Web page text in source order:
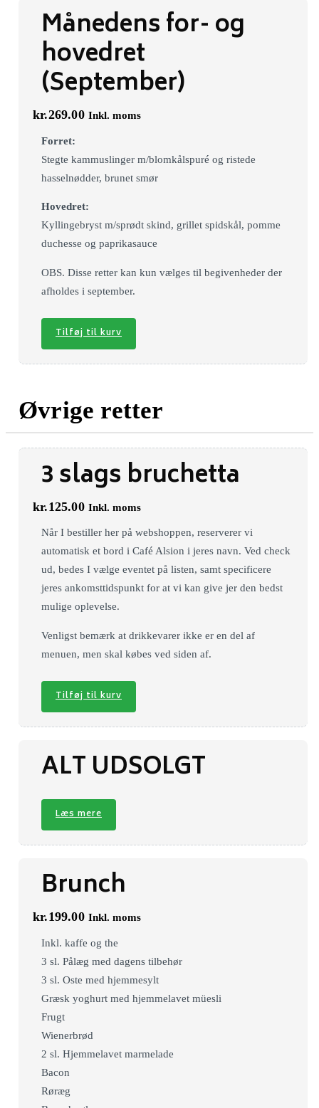
Månedens for- og
hovedret
(September)
kr.269.00 Inkl. moms
Forret:
Stegte kammuslinger m/blomkålspuré og ristede
hasselnødder, brunet smør
Hovedret:
Kyllingebryst m/sprødt skind, grillet spidskål, pomme
duchesse og paprikasauce
OBS. Disse retter kan kun vælges til begivenheder der
afholdes i september.
Tilføj til kurv
Øvrige retter
3 slags bruchetta
kr.125.00 Inkl. moms
Når I bestiller her på webshoppen, reserverer vi
automatisk et bord i Café Alsion i jeres navn. Ved check
ud, bedes I vælge eventet på listen, samt specificere
jeres ankomsttidspunkt for at vi kan give jer den bedst
mulige oplevelse.
Venligst bemærk at drikkevarer ikke er en del af
menuen, men skal købes ved siden af.
Tilføj til kurv
ALT UDSOLGT
Læs mere
Brunch
kr.199.00 Inkl. moms
Inkl. kaffe og the
3 sl. Pålæg med dagens tilbehør
3 sl. Oste med hjemmesylt
Græsk yoghurt med hjemmelavet müesli
Frugt
Wienerbrød
2 sl. Hjemmelavet marmelade
Bacon
Røræg